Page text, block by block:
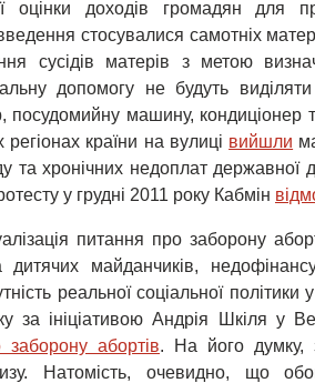
оцінки доходів громадян для
стосувалися самотніх
сусідів матерів з метою
допомогу не будуть
посудомийну машину, кондиціонер
регіонах країни на вулиці вийшли
та хронічних недоплат
у грудні 2011 року Кабмін
питання про заборону
дитячих майданчиків,
реальної соціальної
за ініціативою Андрія Шкіля у
заборону абортів. На його думку,
Натомість, очевидно, що